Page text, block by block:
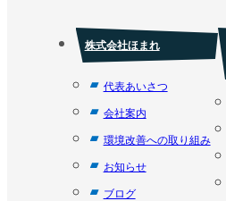
株式会社ほまれ
代表あいさつ
会社案内
環境改善への取り組み
お知らせ
ブログ